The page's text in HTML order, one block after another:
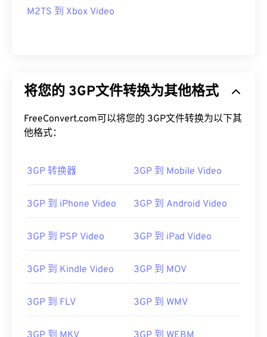
M2TS 到 Xbox Video
将您的 3GP文件转换为其他格式
FreeConvert.com可以将您的 3GP文件转换为以下其
他格式：
3GP 转换器 3GP 到 Mobile Video
3GP 到 iPhone Video 3GP 到 Android Video
3GP 到 PSP Video 3GP 到 iPad Video
3GP 到 Kindle Video 3GP 到 MOV
3GP 到 FLV 3GP 到 WMV